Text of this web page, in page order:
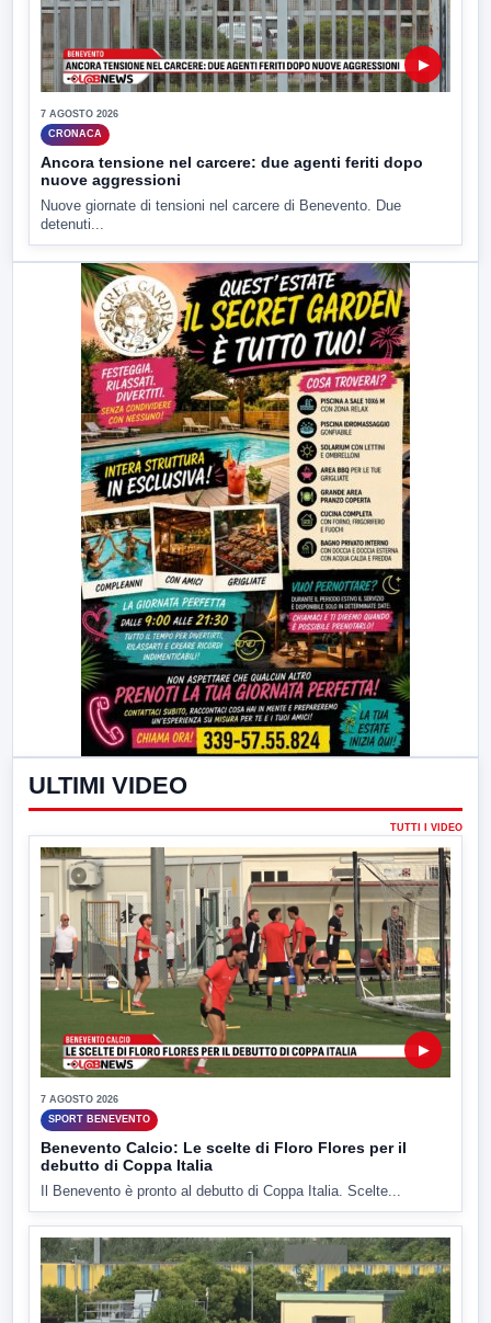
▶
7 AGOSTO 2026
CRONACA
Ancora tensione nel carcere: due agenti feriti dopo
nuove aggressioni
Nuove giornate di tensioni nel carcere di Benevento. Due
detenuti...
ULTIMI VIDEO
TUTTI I VIDEO
▶
7 AGOSTO 2026
SPORT BENEVENTO
Benevento Calcio: Le scelte di Floro Flores per il
debutto di Coppa Italia
Il Benevento è pronto al debutto di Coppa Italia. Scelte...